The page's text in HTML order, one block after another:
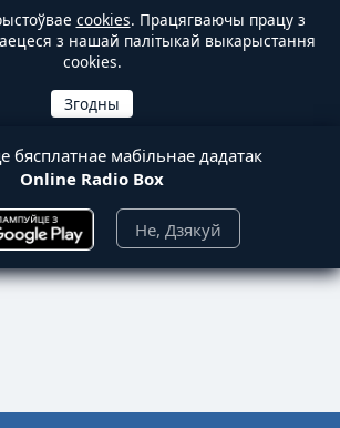
cookies. Працягваючы працу з
з нашай палітыкай выкарыстання
cookies.
бясплатнае мабільнае дадатак
Online Radio Box
Не, Дзякуй